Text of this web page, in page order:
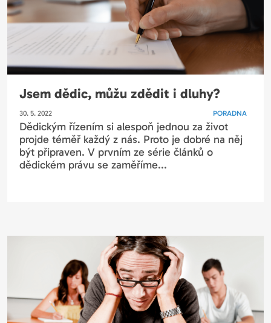
Jsem dědic, můžu zdědit i dluhy?
30. 5. 2022 PORADNA
Dědickým řízením si alespoň jednou za život
projde téměř každý z nás. Proto je dobré na něj
být připraven. V prvním ze série článků o
dědickém právu se zaměříme...